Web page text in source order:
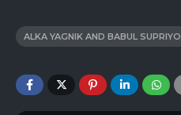
ALKA YAGNIK AND BABUL SUPRIYO